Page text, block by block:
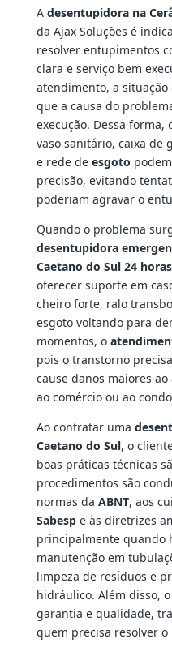
A desentupidora na
da Ajax Soluções é
resolver entupimentos
clara e serviço bem
atendimento, a situação
que a causa do
execução. Dessa forma,
vaso sanitário, caixa de
e rede de esgoto
precisão, evitando
poderiam agravar o
Quando o problema
desentupidora
Caetano do Sul 24 horas
oferecer suporte em
cheiro forte, ralo
esgoto voltando para
momentos, o
pois o transtorno
cause danos maiores
ao comércio ou ao
Ao contratar uma
Caetano do Sul, o
boas práticas técnicas
procedimentos são
normas da ABNT, aos
Sabespe às diretrizes
principalmente quando
manutenção em
limpeza de resíduos e
hidráulico. Além disso,
garantia e qualidade,
quem precisa resolver